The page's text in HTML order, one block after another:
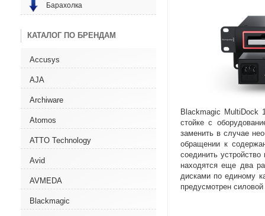
Барахолка
КАТАЛОГ ПО БРЕНДАМ
Accusys
AJA
Archiware
Atomos
ATTO Technology
Avid
AVMEDA
Blackmagic
Blackmagic MultiDock
стойке с
заменить в случае
обращении к
соединить
находятся еще два
дисками по единому
предусмотрен